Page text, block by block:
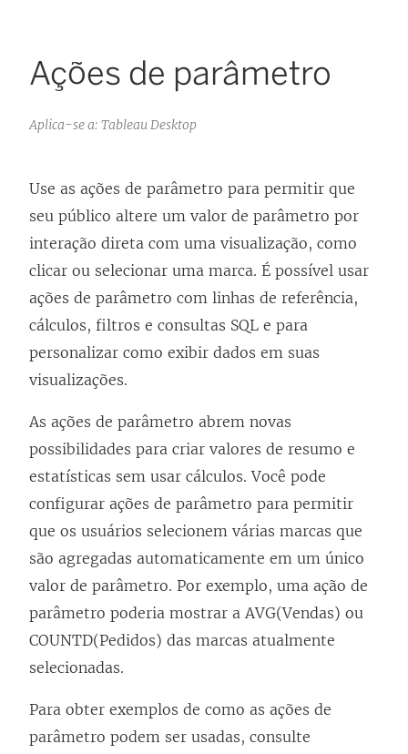
Ações de parâmetro
Aplica-se a: Tableau Desktop
Use as ações de parâmetro para permitir que
seu público altere um valor de parâmetro por
interação direta com uma visualização, como
clicar ou selecionar uma marca. É possível usar
ações de parâmetro com linhas de referência,
cálculos, filtros e consultas SQL e para
personalizar como exibir dados em suas
visualizações.
As ações de parâmetro abrem novas
possibilidades para criar valores de resumo e
estatísticas sem usar cálculos. Você pode
configurar ações de parâmetro para permitir
que os usuários selecionem várias marcas que
são agregadas automaticamente em um único
valor de parâmetro. Por exemplo, uma ação de
parâmetro poderia mostrar a AVG(Vendas) ou
COUNTD(Pedidos) das marcas atualmente
selecionadas.
Para obter exemplos de como as ações de
parâmetro podem ser usadas, consulte